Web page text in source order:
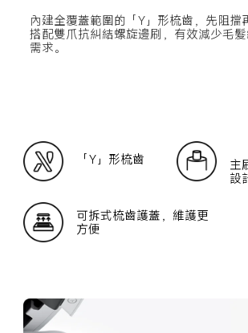
內建全覆蓋範圍的「Y」形梳齒，先阻擋
搭配雙爪抗糾結螺旋邊刷，有效減少毛
需求。
「Y」形梳齒
主
設
可拆式梳齒護蓋，維護更
方便